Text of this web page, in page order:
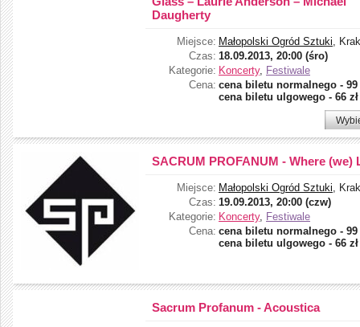
Daugherty
Miejsce: Małopolski Ogród Sztuki,
Czas: 18.09.2013, 20:00 (śro)
Kategorie: Koncerty, Festiwale
Cena: cena biletu normalnego - 99
cena biletu ulgowego - 66 zł
SACRUM PROFANUM - Where (we)
Miejsce: Małopolski Ogród Sztuki,
Czas: 19.09.2013, 20:00 (czw)
Kategorie: Koncerty, Festiwale
Cena: cena biletu normalnego - 99
cena biletu ulgowego - 66 zł
Sacrum Profanum - Acoustica